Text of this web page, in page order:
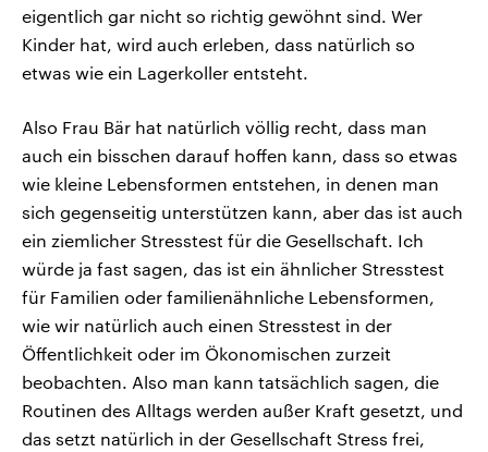
eigentlich gar nicht so richtig gewöhnt sind. Wer
Kinder hat, wird auch erleben, dass natürlich so
etwas wie ein Lagerkoller entsteht.
Also Frau Bär hat natürlich völlig recht, dass man
auch ein bisschen darauf hoffen kann, dass so etwas
wie kleine Lebensformen entstehen, in denen man
sich gegenseitig unterstützen kann, aber das ist auch
ein ziemlicher Stresstest für die Gesellschaft. Ich
würde ja fast sagen, das ist ein ähnlicher Stresstest
für Familien oder familienähnliche Lebensformen,
wie wir natürlich auch einen Stresstest in der
Öffentlichkeit oder im Ökonomischen zurzeit
beobachten. Also man kann tatsächlich sagen, die
Routinen des Alltags werden außer Kraft gesetzt, und
das setzt natürlich in der Gesellschaft Stress frei,